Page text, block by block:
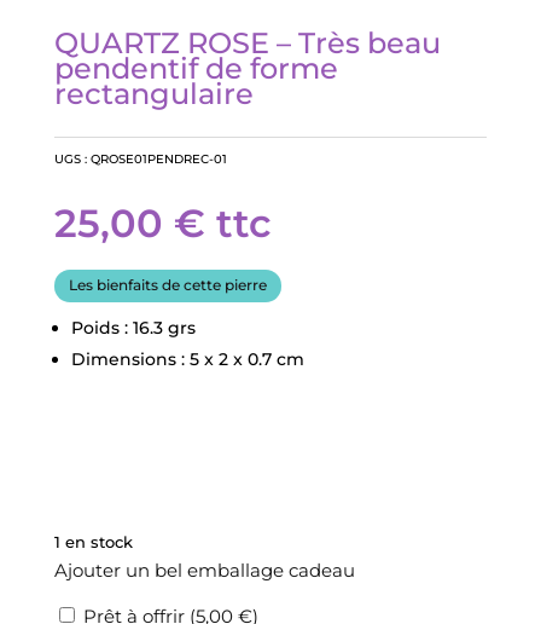
QUARTZ ROSE – Très beau
pendentif de forme
rectangulaire
UGS : QROSE01PENDREC-01
25,00 € ttc
Les bienfaits de cette pierre
Poids : 16.3 grs
Dimensions : 5 x 2 x 0.7 cm
1 en stock
Ajouter un bel emballage cadeau
Prêt à offrir (5,00 €)